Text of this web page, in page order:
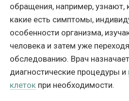
обращения, например, узнают,
какие есть симптомы,
особенности организма,
человека и затем уже
обследованию. Врач
диагностические процедуры и
клеток при необходимости.